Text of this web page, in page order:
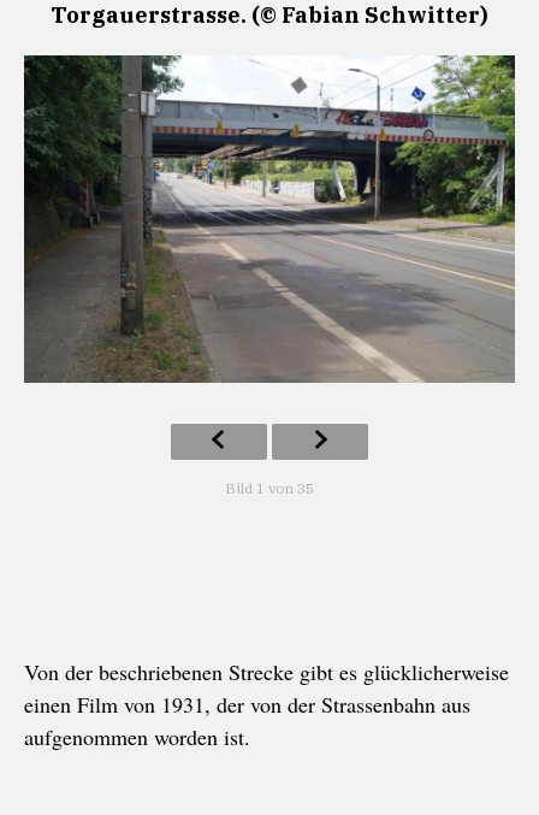
Torgauerstrasse. (© Fabian Schwitter)
Bild 1 von 35
Von der beschriebenen Strecke gibt es glücklicherweise
einen Film von 1931, der von der Strassenbahn aus
aufgenommen worden ist.